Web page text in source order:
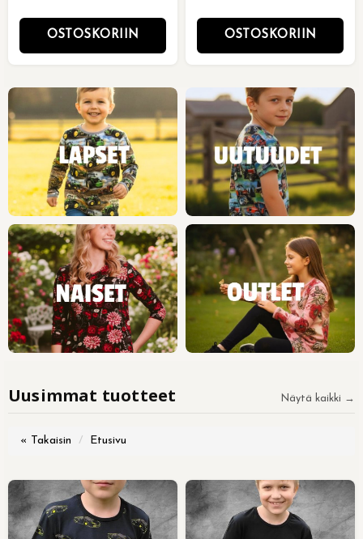
OSTOSKORIIN OSTOSKORIIN
Uusimmat tuotteet Näytä kaikki →
« Takaisin Etusivu